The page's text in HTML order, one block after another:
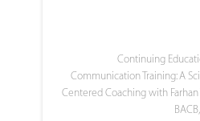
Continuing
Communication Training: A
Centered Coaching with Farhan